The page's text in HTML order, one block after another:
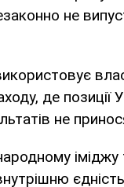
не
де позиції
не
іміджу